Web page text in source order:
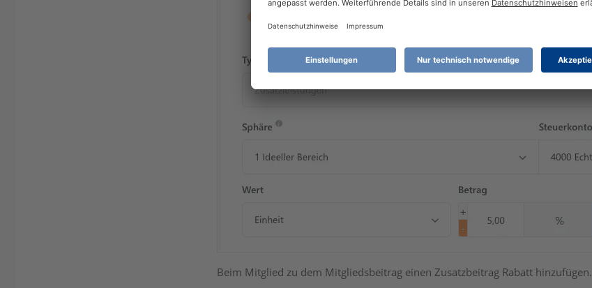
Beim Mitglied zu dem Mitgliedsbeitrag einen Zusatzbeitrag Rabatt hinzufügen.